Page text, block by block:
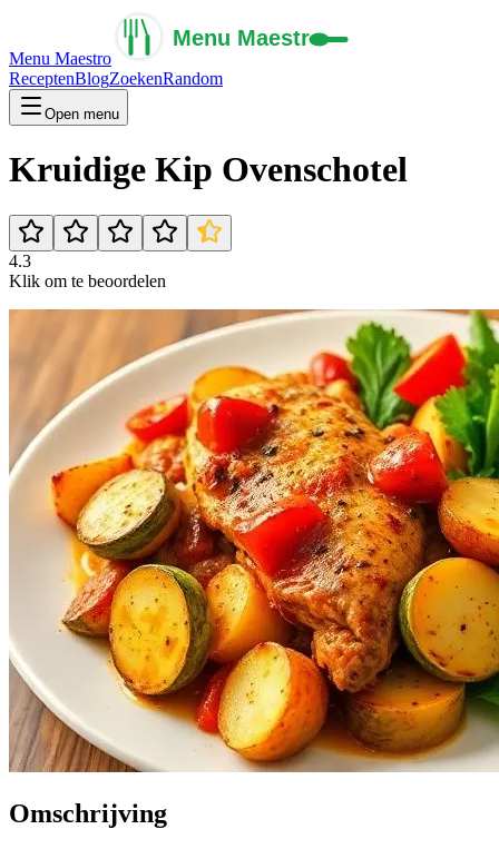
Menu Maestro
ReceptenBlogZoekenRandom
Open menu
Kruidige Kip Ovenschotel
4.3
Klik om te beoordelen
Omschrijving